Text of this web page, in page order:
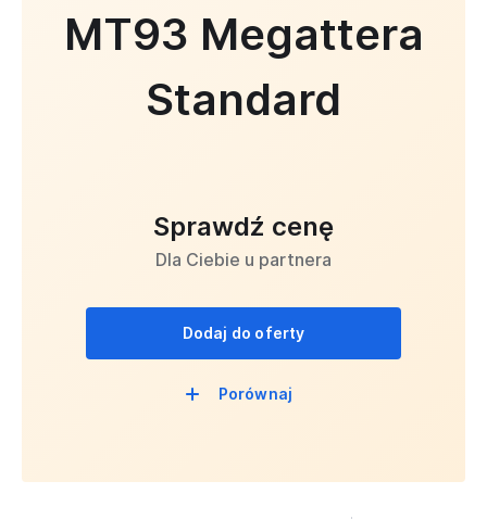
MT93 Megattera
Standard
Sprawdź cenę
Dla Ciebie u partnera
Dodaj do oferty
Porównaj